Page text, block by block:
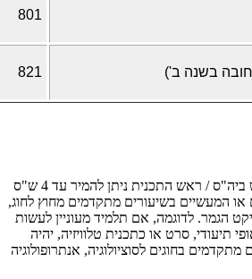
801
בשנה ב') 821
: באישור ראש ביה"ס / ראש התכנית ניתן להמיר עד 4 ש"ס
או המעשיים בשיעורים מתקדמים מחוץ לחוג,
הגמר. לדוגמה, אם תלמיד מעוניין לעשות
תיעודי, סרט או כתכנית טלוויזיה, יהיה
בחוגים לסוציולוגיה, אנתרופולוגיה